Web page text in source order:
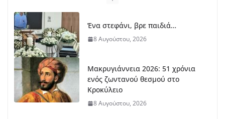
Ένα στεφάνι, βρε παιδιά…
8 Αυγούστου, 2026
Μακρυγιάννεια 2026: 51 χρόνια
ενός ζωντανού θεσμού στο
Κροκύλειο
8 Αυγούστου, 2026